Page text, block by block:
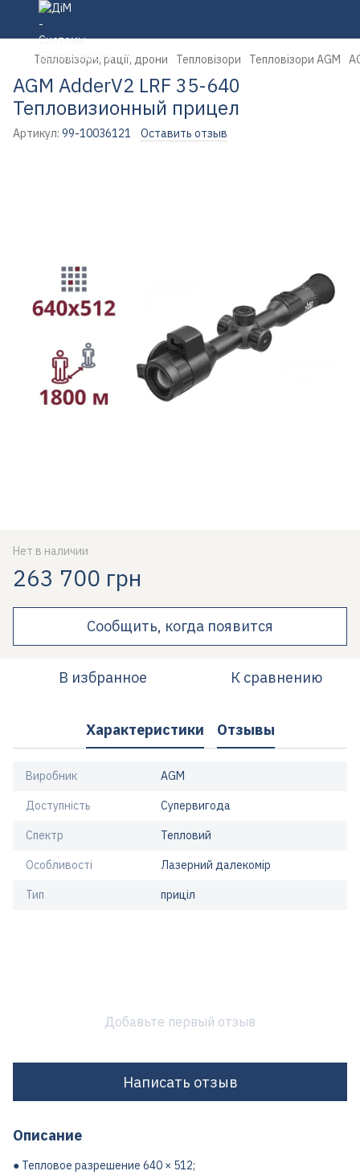
Тепловізори, рації, дрони Тепловізори Тепловізори AGM
AGM AdderV2 LRF 35-640
Тепловизионный прицел
Артикул: 99-10036121 Оставить отзыв
Нет в наличии
263 700 грн
Сообщить, когда появится
В избранное К сравнению
Характеристики Отзывы
Виробник AGM
Доступність Супервигода
Спектр Тепловий
Особливості Лазерний далекомір
Тип приціл
Добавьте первый отзыв
Написать отзыв
Описание
● Тепловое разрешение 640 × 512;